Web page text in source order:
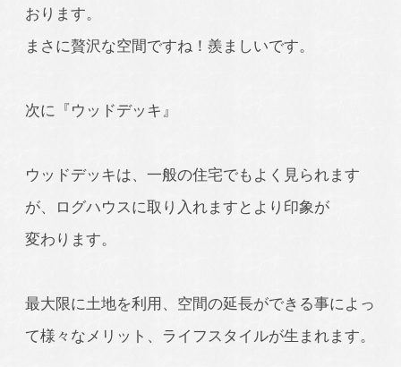
おります。
まさに贅沢な空間ですね！羨ましいです。
次に『ウッドデッキ』
ウッドデッキは、一般の住宅でもよく見られます
が、ログハウスに取り入れますとより印象が
変わります。
最大限に土地を利用、空間の延長ができる事によっ
て様々なメリット、ライフスタイルが生まれます。